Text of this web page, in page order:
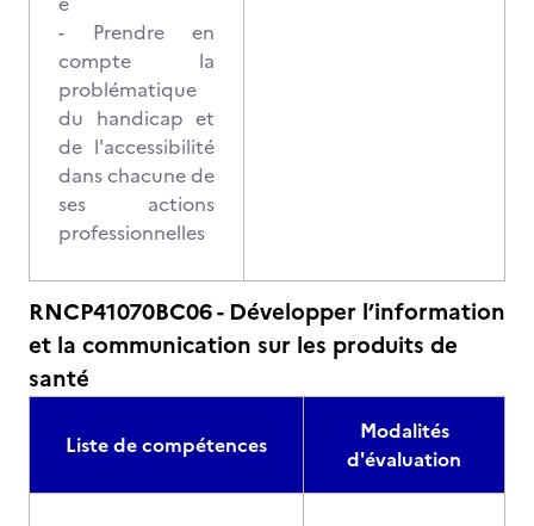
- Prendre en
compte la
problématique
du handicap et
de l'accessibilité
dans chacune de
ses actions
professionnelles
RNCP41070BC06 - Développer l’information
et la communication sur les produits de
santé
Liste de compétences
Modalités
d'évaluation